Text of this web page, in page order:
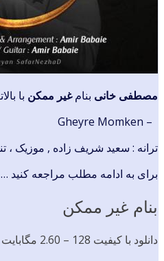
مصطفی خانی بنامغیر ممکن با
– Gheyre Momken
ترانه : سعید شریف زاده , موزیک ،
برای به ادامه مطلب مراجعه کنید …
بنام غیر ممکن
دانلود با کیفیت 128 –
2.60 مگابایت